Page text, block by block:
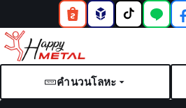
คำนวนโลหะ